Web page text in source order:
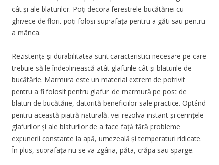
cât și ale blaturilor. Poți decora ferestrele bucătăriei cu
ghivece de flori, poți folosi suprafața pentru a găti sau pentru
a mânca.
Rezistența și durabilitatea sunt caracteristici necesare pe care
trebuie să le îndeplinească atât glafurile cât și blaturile de
bucătărie. Marmura este un material extrem de potrivit
pentru a fi folosit pentru glafuri de marmură pe post de
blaturi de bucătărie, datorită beneficiilor sale practice. Optând
pentru această piatră naturală, vei rezolva instant și cerințele
glafurilor și ale blaturilor de a face față fără probleme
expunerii constante la apă, umezeală și temperaturi ridicate.
În plus, suprafața nu se va zgâria, păta, crăpa sau sparge.